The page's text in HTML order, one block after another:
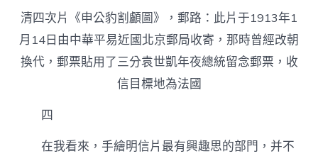
清四次片《申公豹割顱圖》，郵路：此片于1913年1
月14日由中華平易近國北京郵局收寄，那時曾經改朝
換代，郵票貼用了三分袁世凱年夜總統留念郵票，收
信目標地為法國
四
在我看來，手繪明信片最有興趣思的部門，并不